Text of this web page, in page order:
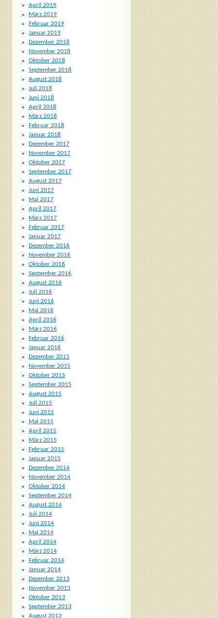
April 2019
März 2019
Februar 2019
Januar 2019
Dezember 2018
November 2018
Oktober 2018
September 2018
August 2018
Juli 2018
Juni 2018
April 2018
März 2018
Februar 2018
Januar 2018
Dezember 2017
November 2017
Oktober 2017
September 2017
August 2017
Juni 2017
Mai 2017
April 2017
März 2017
Februar 2017
Januar 2017
Dezember 2016
November 2016
Oktober 2016
September 2016
August 2016
Juli 2016
Juni 2016
Mai 2016
April 2016
März 2016
Februar 2016
Januar 2016
Dezember 2015
November 2015
Oktober 2015
September 2015
August 2015
Juli 2015
Juni 2015
Mai 2015
April 2015
März 2015
Februar 2015
Januar 2015
Dezember 2014
November 2014
Oktober 2014
September 2014
August 2014
Juli 2014
Juni 2014
Mai 2014
April 2014
März 2014
Februar 2014
Januar 2014
Dezember 2013
November 2013
Oktober 2013
September 2013
August 2013